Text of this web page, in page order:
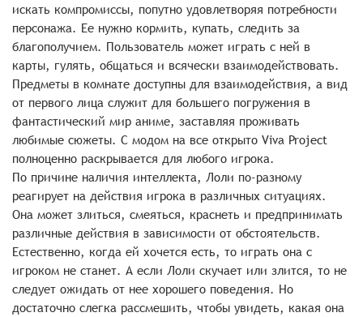
искать компромиссы, попутно удовлетворяя потребности
персонажа. Ее нужно кормить, купать, следить за
благополучием. Пользователь может играть с ней в
карты, гулять, общаться и всячески взаимодействовать.
Предметы в комнате доступны для взаимодействия, а вид
от первого лица служит для большего погружения в
фантастический мир аниме, заставляя проживать
любимые сюжеты. С модом на все открыто Viva Project
полноценно раскрывается для любого игрока.
По причине наличия интеллекта, Лоли по-разному
реагирует на действия игрока в различных ситуациях.
Она может злиться, смеяться, краснеть и предпринимать
различные действия в зависимости от обстоятельств.
Естественно, когда ей хочется есть, то играть она с
игроком не станет. А если Лоли скучает или злится, то не
следует ожидать от нее хорошего поведения. Но
достаточно слегка рассмешить, чтобы увидеть, какая она